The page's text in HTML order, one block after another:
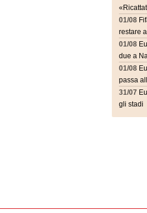
01/08
restare
01/08
due a
01/08
passa
31/07
gli stadi